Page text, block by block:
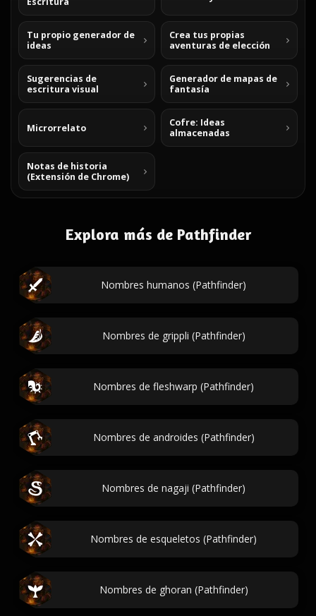
Tu propio generador de
ideas
Crea tus propias
aventuras de elección
Sugerencias de
escritura visual
Generador de mapas de
fantasía
Microrrelato
Cofre: Ideas
almacenadas
Notas de historia
(Extensión de Chrome)
Explora más de Pathfinder
Nombres humanos (Pathfinder)
Nombres de grippli (Pathfinder)
Nombres de fleshwarp (Pathfinder)
Nombres de androides (Pathfinder)
Nombres de nagaji (Pathfinder)
Nombres de esqueletos (Pathfinder)
Nombres de ghoran (Pathfinder)